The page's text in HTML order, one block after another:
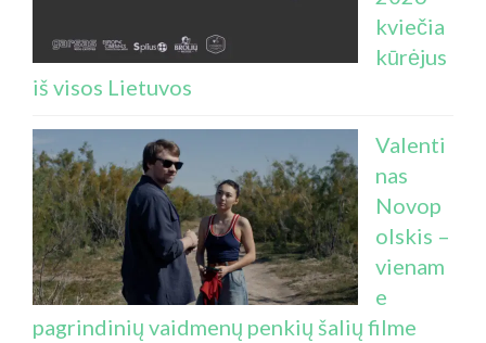
kviečia
kūrėjus
iš visos Lietuvos
Valenti
nas
Novop
olskis –
vienam
e
pagrindinių vaidmenų penkių šalių filme